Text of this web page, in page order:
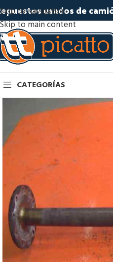
Skip to navigation
Skip to main content
usados de
CATEGORÍAS